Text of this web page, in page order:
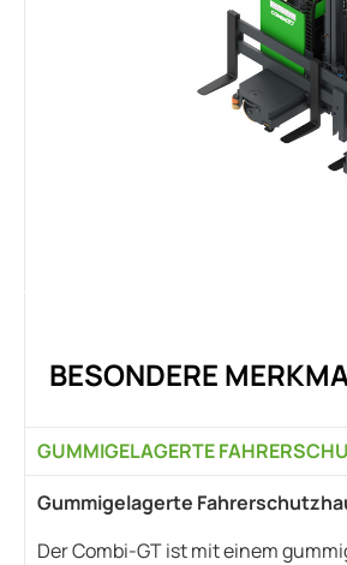
BESONDERE
GUMMIGELAGERTE
Gummigelagerte
Der Combi-GT ist mit einem